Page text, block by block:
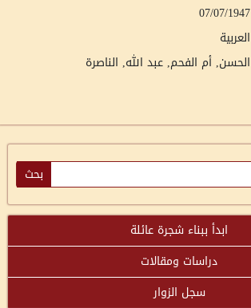
07/07/1947
العربية
الحسن, أم الفحم عبد الله, الناصرة
ابدأ ببناء شجرة عائلة
دراسات ومقالات
سجل الزوار